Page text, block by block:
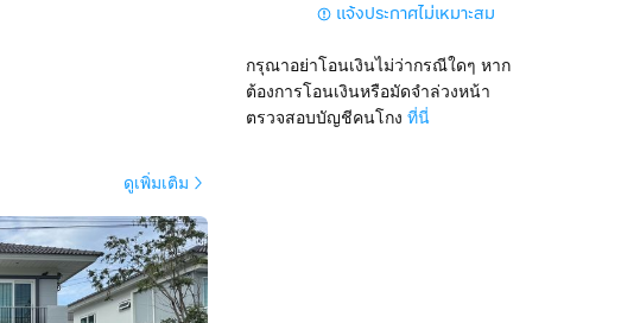
แจ้งประกาศไม่เหมาะสม
กรุณาอย่าโอนเงินไม่ว่ากรณีใดๆ หาก
ต้องการโอนเงินหรือมัดจำล่วงหน้า
ตรวจสอบบัญชีคนโกง ที่นี่
ดูเพิ่มเติม